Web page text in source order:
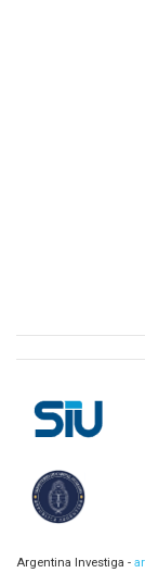
Argentina Investiga -